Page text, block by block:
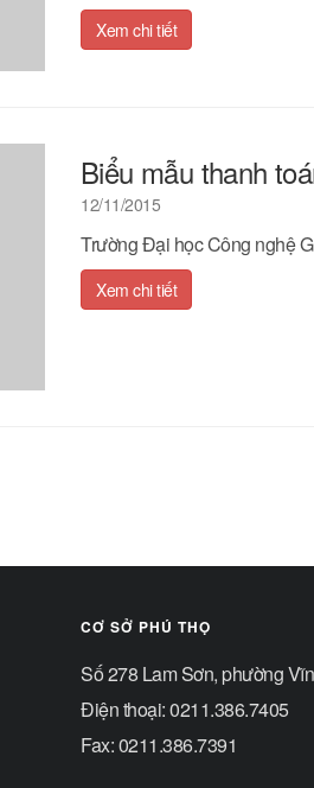
Xem chi tiết
Biểu mẫu thanh
12/11/2015
Trường Đại học Công nghệ
Xem chi tiết
CƠ SỞ PHÚ THỌ
Số 278 Lam Sơn, phường
Điện thoại: 0211.386.7405
Fax: 0211.386.7391